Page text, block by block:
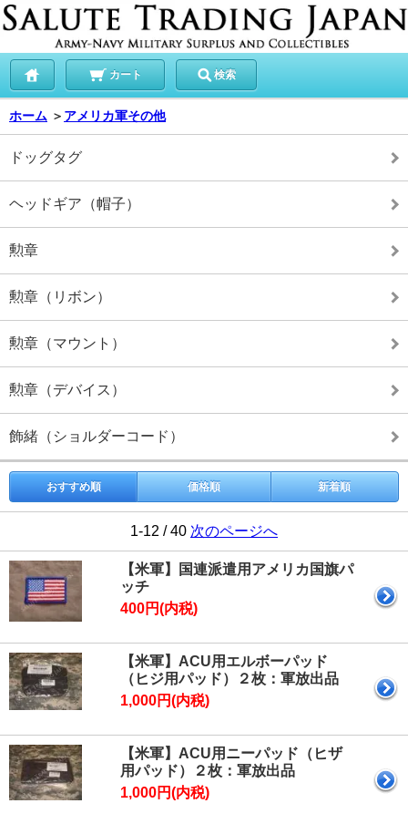
カート 検索
ホーム ＞ アメリカ軍その他
ドッグタグ
ヘッドギア（帽子）
勲章
勲章（リボン）
勲章（マウント）
勲章（デバイス）
飾緒（ショルダーコード）
おすすめ順 価格順 新着順
1-12 / 40 次のページへ
【米軍】国連派遣用アメリカ国旗パ
ッチ
400円(内税)
【米軍】ACU用エルボーパッド
（ヒジ用パッド）２枚：軍放出品
1,000円(内税)
【米軍】ACU用ニーパッド（ヒザ
用パッド）２枚：軍放出品
1,000円(内税)